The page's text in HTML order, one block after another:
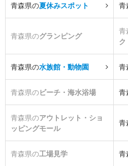
青森県の夏休みスポット 青
青森県のグランピング
青
ク
青森県の水族館・動物園 青
青森県のビーチ・海水浴場 青
青森県のアウトレット・ショ
ッピングモール
青
青森県の工場見学 青